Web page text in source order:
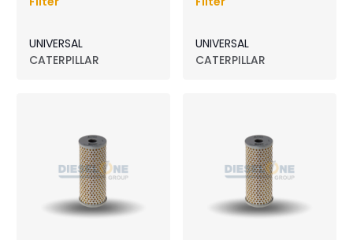
UNIVERSAL
CATERPILLAR
UNIVERSAL
CATERPILLAR